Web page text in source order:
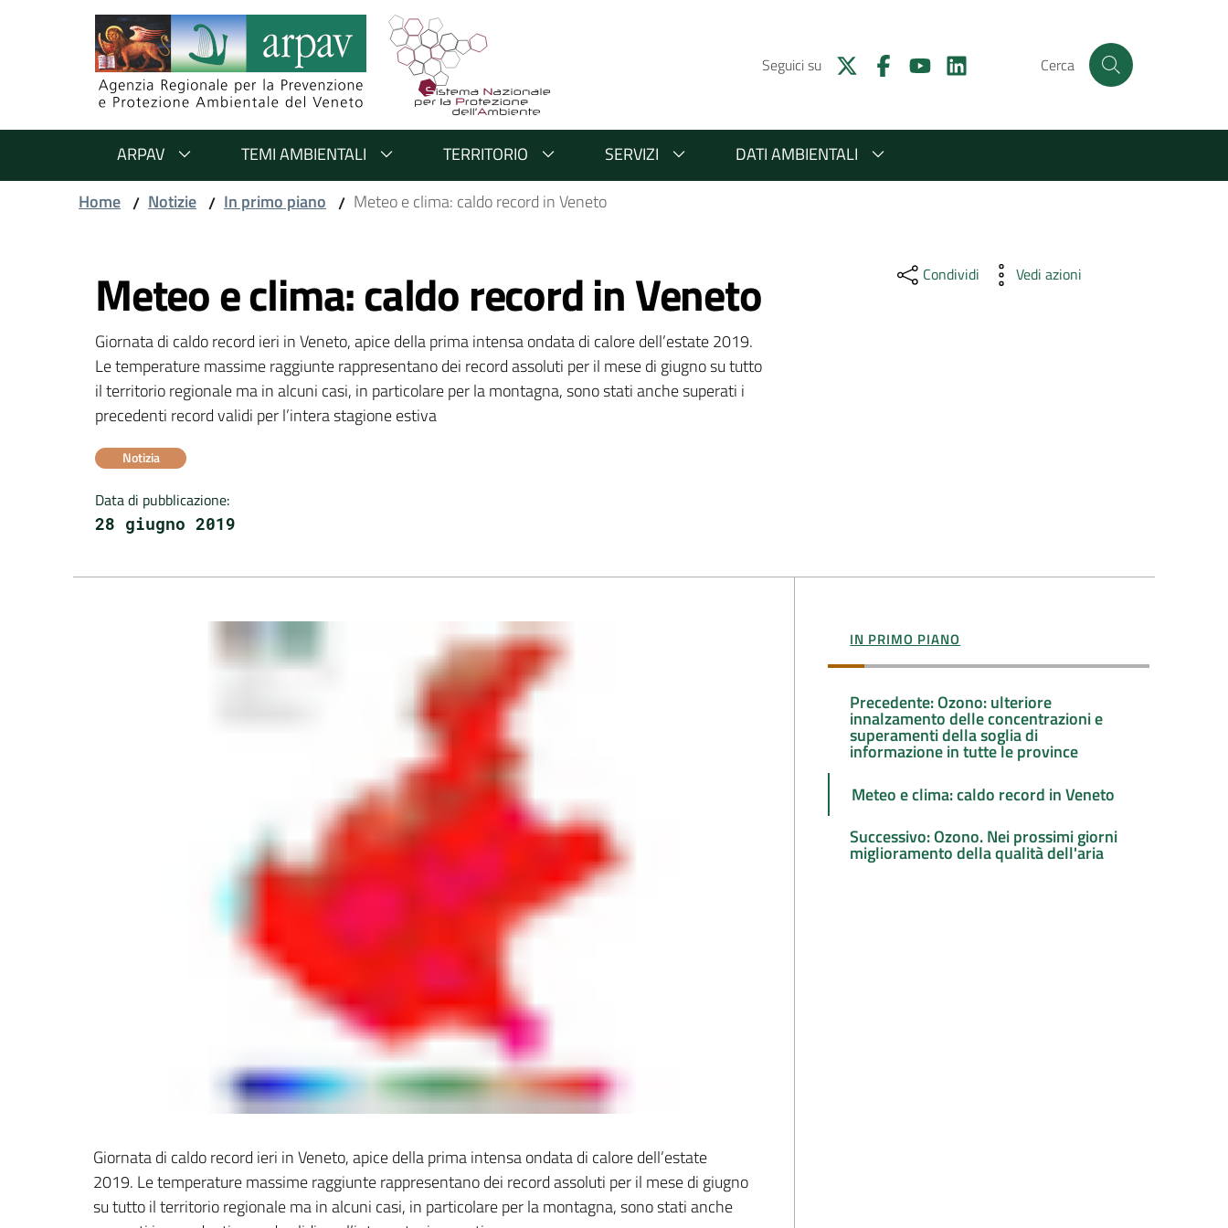
Salta al contenuto
Salta alla navigazione
Salta al footer
Seguici su Cerca
ARPAV TEMI AMBIENTALI TERRITORIO SERVIZI
DATI AMBIENTALI
Home / Notizie / In primo piano / Meteo e clima: caldo record in Veneto
Meteo e clima: caldo record in Veneto
Giornata di caldo record ieri in Veneto, apice della prima intensa ondata di calore dell’estate 2019.
Le temperature massime raggiunte rappresentano dei record assoluti per il mese di giugno su tutto
il territorio regionale ma in alcuni casi, in particolare per la montagna, sono stati anche superati i
precedenti record validi per l’intera stagione estiva
Notizia
Data di pubblicazione:
28 giugno 2019
Condividi Vedi azioni
Giornata di caldo record ieri in Veneto, apice della prima intensa ondata di calore dell’estate
2019. Le temperature massime raggiunte rappresentano dei record assoluti per il mese di giugno
su tutto il territorio regionale ma in alcuni casi, in particolare per la montagna, sono stati anche
IN PRIMO PIANO
Precedente: Ozono: ulteriore
innalzamento delle concentrazioni e
superamenti della soglia di
informazione in tutte le province
Meteo e clima: caldo record in Veneto
Successivo: Ozono. Nei prossimi giorni
miglioramento della qualità dell'aria